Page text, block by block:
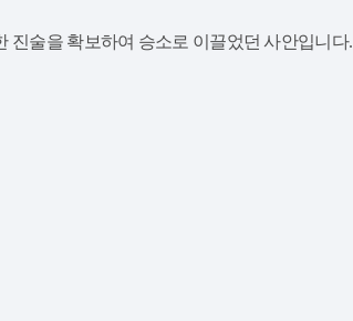
진술을 확보하여 승소로 이끌었던 사안입니다.